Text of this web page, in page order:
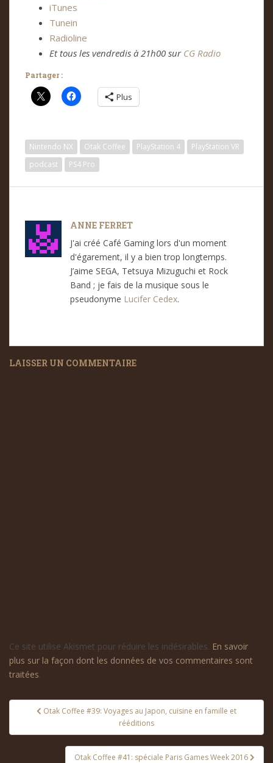
iTunes
Tunein
Radioline
Et tous les vendredis à 21h00 sur CG Radio
Partager :
Plus
Nintendo NX Otak Coffee PlayStation 4
PlayStation VR
podcast
PS4 Pro
ANNE FERRET
J'ai créé Café Gaming lors d'un moment
d'égarement, il y a bien trop longtemps.
J’aime SEGA, Tetsuya Mizuguchi et Rock
Band ; je fais de la musique sous le
pseudonyme Lucifer Cedex.
LAISSER UN COMMENTAIRE
Ce site utilise Akismet pour réduire les indésirables. En savoir
plus sur la façon dont les données de vos commentaires sont
traitées.
Navigation
l’article
Otak Coffee #39: Voyages au Japon, cuisine en famille et
rééditions
Otak Coffee #41: spéciale Paris Games Week 2016